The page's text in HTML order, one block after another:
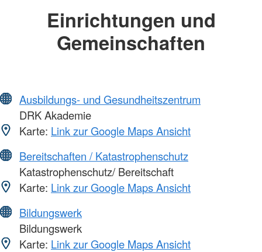
Einrichtungen und
Gemeinschaften
Ausbildungs- und Gesundheitszentrum
DRK Akademie
Karte: Link zur Google Maps Ansicht
Bereitschaften / Katastrophenschutz
Katastrophenschutz/ Bereitschaft
Karte: Link zur Google Maps Ansicht
Bildungswerk
Bildungswerk
Karte: Link zur Google Maps Ansicht